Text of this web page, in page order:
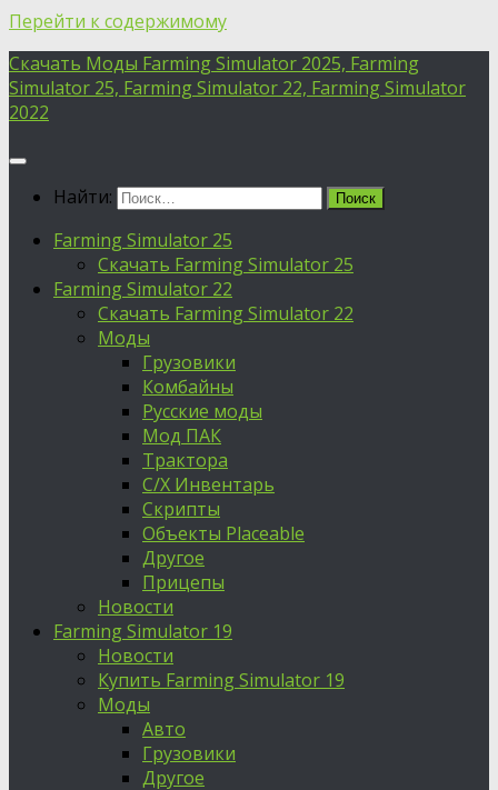
Перейти к содержимому
Скачать Моды Farming Simulator 2025, Farming
Simulator 25, Farming Simulator 22, Farming Simulator
2022
Найти:
Farming Simulator 25
Скачать Farming Simulator 25
Farming Simulator 22
Скачать Farming Simulator 22
Моды
Грузовики
Комбайны
Русские моды
Мод ПАК
Трактора
С/Х Инвентарь
Скрипты
Объекты Placeable
Другое
Прицепы
Новости
Farming Simulator 19
Новости
Купить Farming Simulator 19
Моды
Авто
Грузовики
Другое